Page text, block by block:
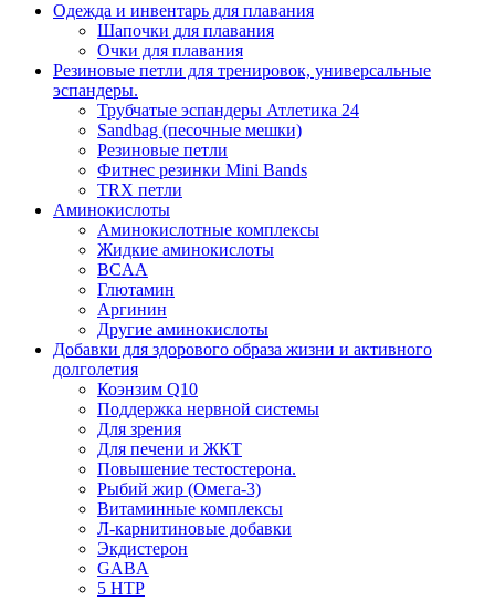
Одежда и инвентарь для плавания
Шапочки для плавания
Очки для плавания
Резиновые петли для тренировок, универсальные
эспандеры.
Трубчатые эспандеры Атлетика 24
Sandbag (песочные мешки)
Резиновые петли
Фитнес резинки Mini Bands
TRX петли
Аминокислоты
Аминокислотные комплексы
Жидкие аминокислоты
BCAA
Глютамин
Аргинин
Другие аминокислоты
Добавки для здорового образа жизни и активного
долголетия
Коэнзим Q10
Поддержка нервной системы
Для зрения
Для печени и ЖКТ
Повышение тестостерона.
Рыбий жир (Омега-3)
Витаминные комплексы
Л-карнитиновые добавки
Экдистерон
GABA
5 HTP